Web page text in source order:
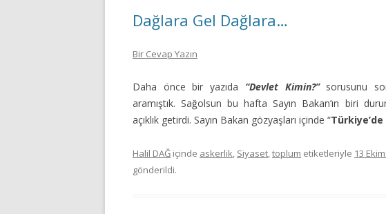
Dağlara Gel Dağlara…
Bir Cevap Yazın
Daha önce bir yazıda “Devlet Kimin?”sorusunu
aramıştık. Sağolsun bu hafta Sayın Bakan’ın biri
açıklık getirdi. Sayın Bakan gözyaşları içinde “
Halil DAĞ içinde askerlik, Siyaset,toplum etiketleriyle 13
gönderildi.